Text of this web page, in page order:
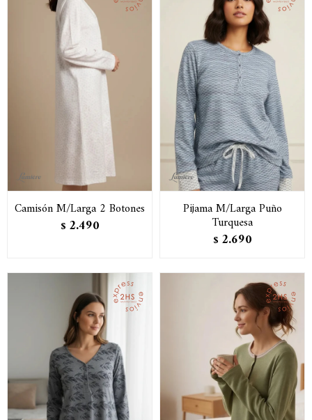
Camisón M/Larga 2 Botones
$ 2.490
Pijama M/Larga Puño
Turquesa
$ 2.690